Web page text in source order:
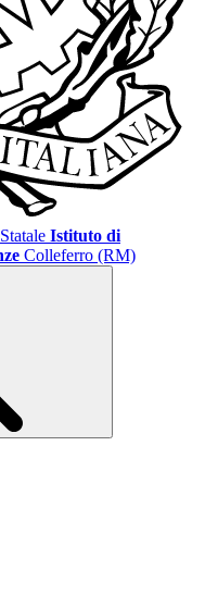
Istituto di
Colleferro (RM)